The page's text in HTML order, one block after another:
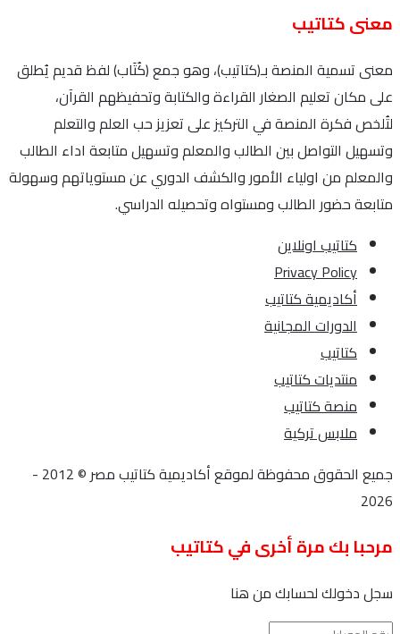
معنى كتاتيب
معنى تسمية المنصة بـ(كتاتيب)، وهو جمع (كُتَاب) لفظ قديم يُطلق
على مكان تعليم الصغار القراءة والكتابة وتحفيظهم القرآن،
لتُلخص فكرة المنصة في التركيز على تعزيز حب العلم والتعلم
وتسهيل التواصل بين الطالب والمعلم وتسهيل متابعة اداء الطالب
والمعلم من اولياء الأمور والكشف الدوري عن مستوياتهم وسهولة
متابعة حضور الطالب ومستواه وتحصيله الدراسي.
كتاتيب اونلاين
Privacy Policy
أكاديمية كتاتيب
الدورات المجانية
كتاتيب
منتديات كتاتيب
منصة كتاتيب
ملابس تركية
جميع الحقوق محفوظة لموقع أكاديمية كتاتيب مصر © 2012 -
2026
مرحبا بك مرة أخرى في كتاتيب
سجل دخولك لحسابك من هنا